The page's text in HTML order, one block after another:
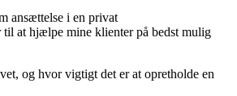
ansættelse i en privat
til at hjælpe mine klienter på bedst mulig
og hvor vigtigt det er at opretholde en